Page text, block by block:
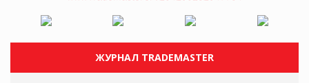
ЖУРНАЛ TRADEMASTER